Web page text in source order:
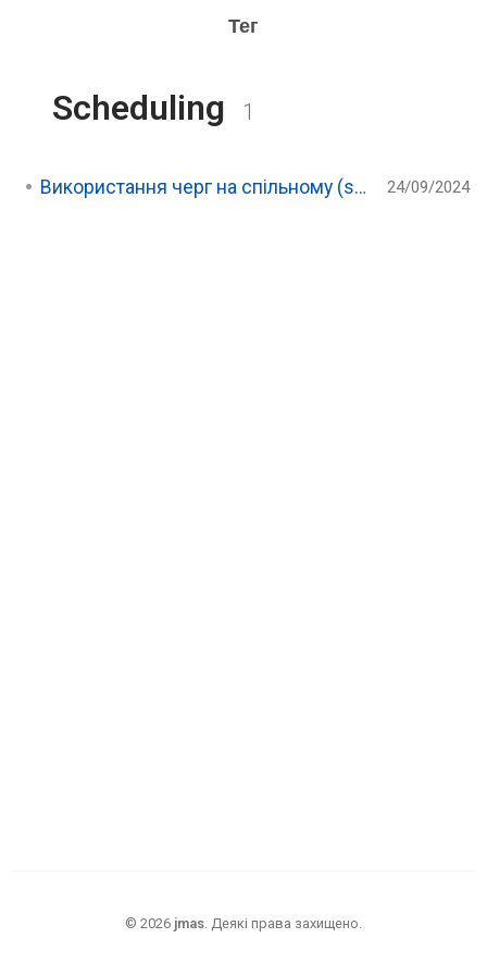
Тег
Scheduling 1
Використання черг на спільному (shared) хостингу з Laravel 24/09/2024
© 2026 jmas. Деякі права захищено.